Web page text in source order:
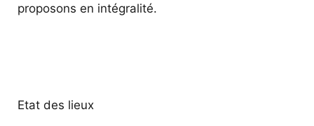
proposons en intégralité.
Etat des lieux